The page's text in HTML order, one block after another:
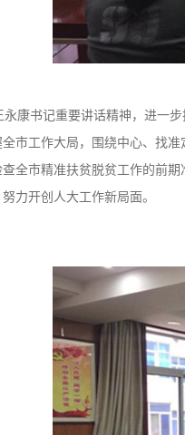
康书记重要讲话精神，进一
市工作大局，围绕中心、找
全市精准扶贫脱贫工作的前
力开创人大工作新局面。